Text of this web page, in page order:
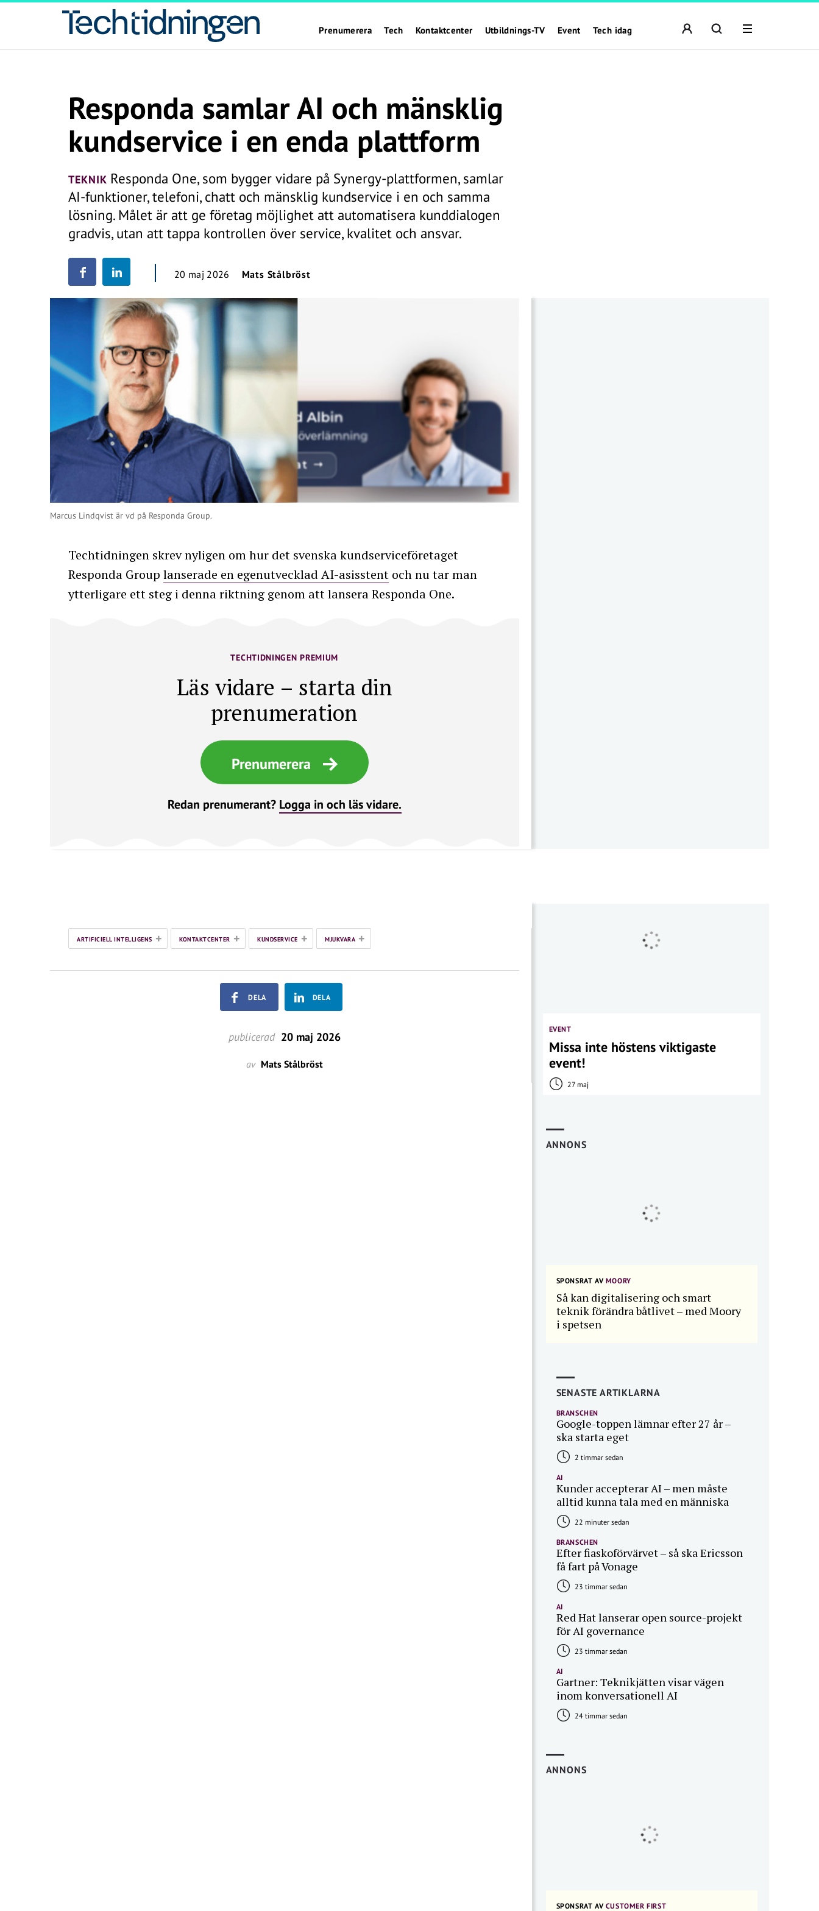
Prenumerera Tech Kontaktcenter Utbildnings-TV Event Tech idag
Responda samlar AI och mänsklig
kundservice i en enda plattform
TEKNIK Responda One, som bygger vidare på Synergy-plattformen, samlar
AI-funktioner, telefoni, chatt och mänsklig kundservice i en och samma
lösning. Målet är att ge företag möjlighet att automatisera kunddialogen
gradvis, utan att tappa kontrollen över service, kvalitet och ansvar.
20 maj 2026 Mats Stålbröst
Marcus Lindqvist är vd på Responda Group.
Techtidningen skrev nyligen om hur det svenska kundserviceföretaget
Responda Group lanserade en egenutvecklad AI-asisstent och nu tar man
ytterligare ett steg i denna riktning genom att lansera Responda One.
TECHTIDNINGEN PREMIUM
Läs vidare – starta din
prenumeration
Prenumerera
Redan prenumerant? Logga in och läs vidare.
ARTIFICIELL INTELLIGENS + KONTAKTCENTER + KUNDSERVICE + MJUKVARA +
DELA DELA
publicerad 20 maj 2026
av Mats Stålbröst
EVENT
Missa inte höstens viktigaste
event!
27 maj
ANNONS
SPONSRAT AVMOORY
Så kan digitalisering och smart
teknik förändra båtlivet – med Moory
i spetsen
SENASTE ARTIKLARNA
BRANSCHEN
Google-toppen lämnar efter 27 år –
ska starta eget
2 timmar sedan
AI
Kunder accepterar AI – men måste
alltid kunna tala med en människa
22 minuter sedan
BRANSCHEN
Efter fiaskoförvärvet – så ska Ericsson
få fart på Vonage
23 timmar sedan
AI
Red Hat lanserar open source-projekt
för AI governance
23 timmar sedan
AI
Gartner: Teknikjätten visar vägen
inom konversationell AI
24 timmar sedan
ANNONS
SPONSRAT AVCUSTOMER FIRST